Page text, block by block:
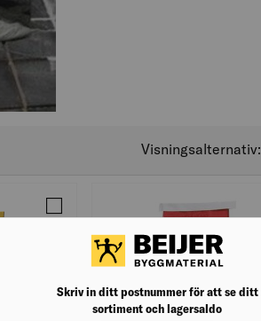
Visningsalternativ:
Jämför MULTIFOG 5KG
Skriv in ditt postnummer för att se ditt
sortiment och lagersaldo